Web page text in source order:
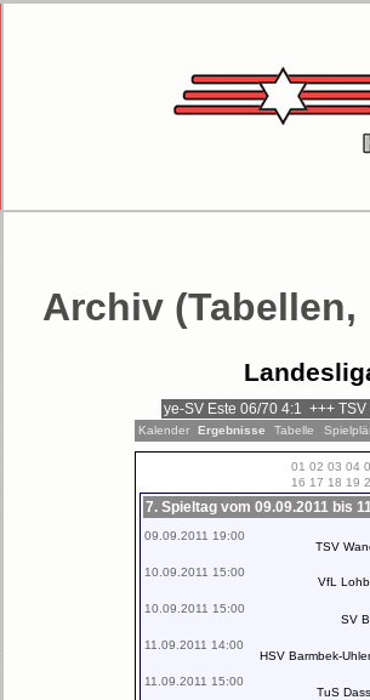
Archiv
Kalender Ergebnisse Tabelle
01 02 03 04
16 17 18 19
7. Spieltag vom 09.09.2011 bis
09.09.2011 19:00
TSV
10.09.2011 15:00
VfL
10.09.2011 15:00
SV
11.09.2011 14:00
HSV Barmbek-
11.09.2011 15:00
TuS